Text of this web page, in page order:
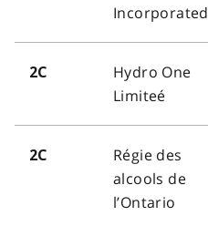
Incorporated
2C
Hydro One
Limiteé
2C
Régie des
alcools de
l’Ontario